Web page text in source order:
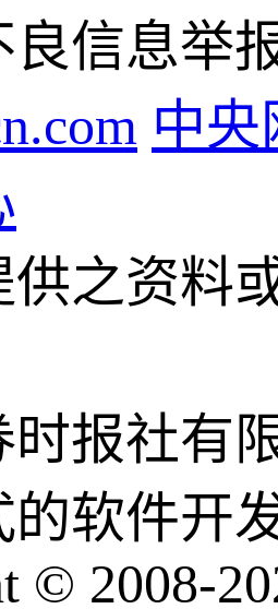
信息举
中
供之资料
时报社有
的软件开
© 2008-